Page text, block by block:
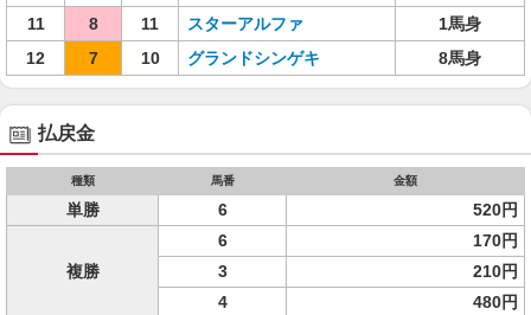
11
8 11 スターアルファ
1馬身
12
7 10 グランドシンゲキ 8馬身
払戻金
種類 馬番 金額
単勝 6 520円
複勝
6
170円
3
210円
4
480円